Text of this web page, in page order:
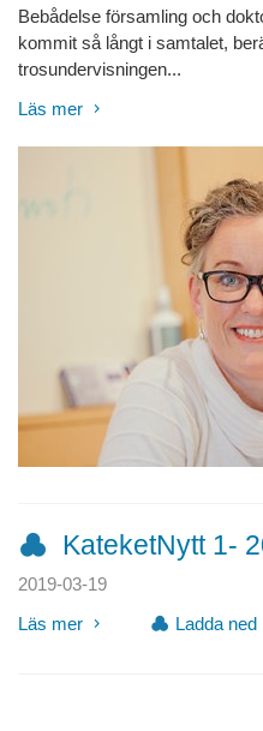
Bebådelse församling och
kommit så långt i samtalet,
trosundervisningen...
Läs mer
KateketNytt 1-
2019-03-19
Läs mer
Ladda ned